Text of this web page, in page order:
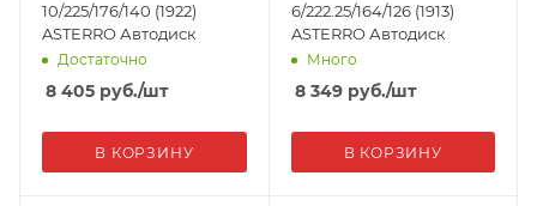
10/225/176/140 (1922)
ASTERRO Автодиск
Достаточно
8 405 руб./шт
В КОРЗИНУ
6/222.25/164/126 (1913)
ASTERRO Автодиск
Много
8 349руб./шт
В КОРЗИНУ